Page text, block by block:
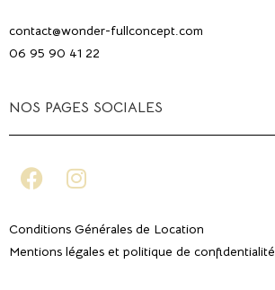
contact@wonder-fullconcept.com
06 95 90 41 22
NOS PAGES SOCIALES
Conditions Générales de Location
Mentions légales et politique de confidentialité